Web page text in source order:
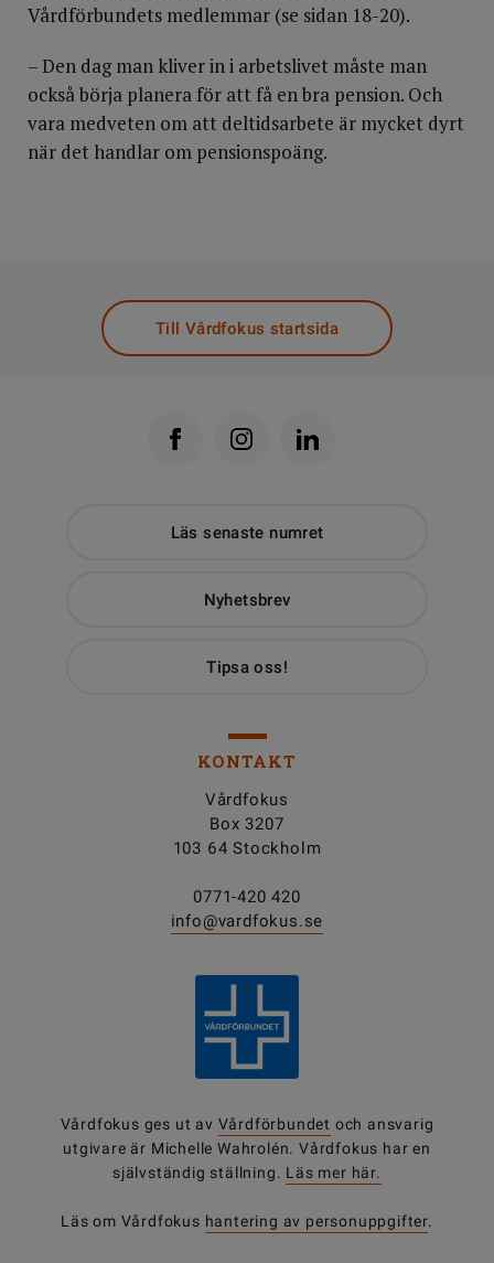
Vårdförbundets medlemmar (se sidan 18-20).
– Den dag man kliver in i arbetslivet måste man
också börja planera för att få en bra pension. Och
vara medveten om att deltidsarbete är mycket dyrt
när det handlar om pensionspoäng.
Till Vårdfokus startsida
Läs senaste numret
Nyhetsbrev
Tipsa oss!
KONTAKT
Vårdfokus
Box 3207
103 64 Stockholm
0771-420 420
info@vardfokus.se
Vårdfokus ges ut av Vårdförbundet och ansvarig
utgivare är Michelle Wahrolén. Vårdfokus har en
självständig ställning. Läs mer här.
Läs om Vårdfokus hantering av personuppgifter.